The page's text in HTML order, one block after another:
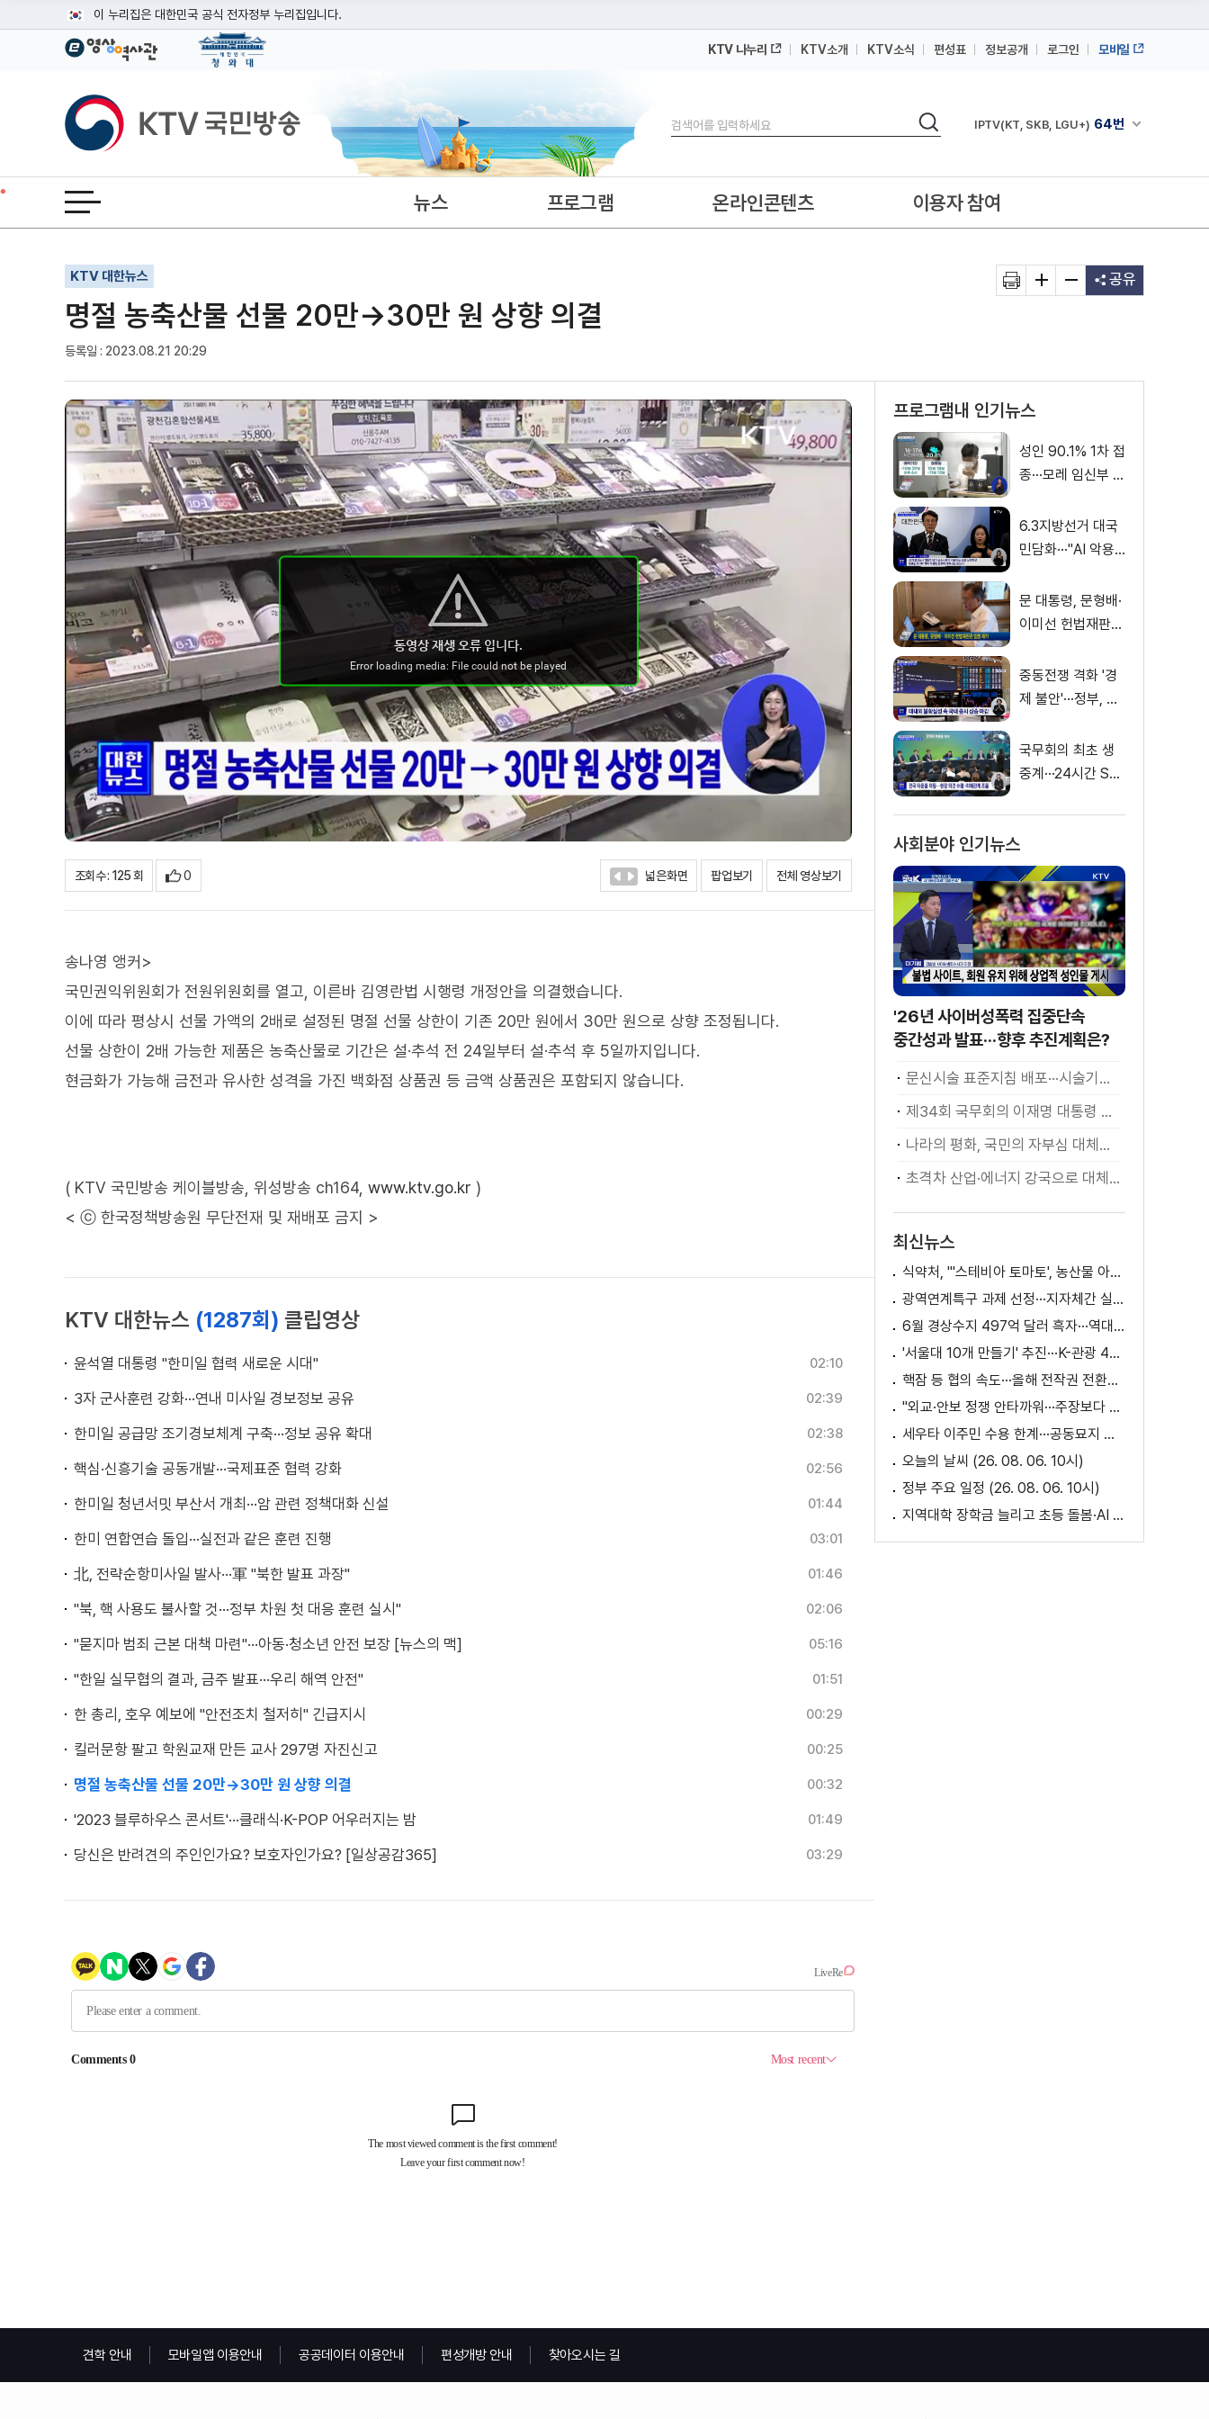
이 누리집은 대한민국 공식 전자정부 누리집입니다.
공식 누리집 주소 확인하기
이밖에 or.kr 또는 .kr등 다른 도메인 주소를 사용하고 있다면 아래 URL에서 도메인 주소를 확인해 보세요
운영중인 공식 누리집보기
KTV 나누리 KTV소개 KTV소식 편성표 정보공개 로그인 모바일
KTV국민방송
검색
검색 채널안내 펼쳐
IPTV(KT, SKB, LGU+) 64번
IPTV(KT, SKB, LGU+)
전체메뉴 열기 뉴스 프로그램 온라인콘텐츠 이용자 참여
KTV 대한뉴스
명절 농축산물 선물 20만→30만 원 상향 의결
등록일 : 2023.08.21 20:29
기사인쇄
글자확대
글자축소 공유
조회수 : 125 회 0 넓은화면 팝업보기 전체 영상보기
송나영 앵커>
국민권익위원회가 전원위원회를 열고, 이른바 김영란법 시행령 개정안을 의결했습니다.
이에 따라 평상시 선물 가액의 2배로 설정된 명절 선물 상한이 기존 20만 원에서 30만 원으로 상향 조정됩니다.
선물 상한이 2배 가능한 제품은 농축산물로 기간은 설·추석 전 24일부터 설·추석 후 5일까지입니다.
현금화가 가능해 금전과 유사한 성격을 가진 백화점 상품권 등 금액 상품권은 포함되지 않습니다.
( KTV 국민방송 케이블방송, 위성방송 ch164, www.ktv.go.kr )
< ⓒ 한국정책방송원 무단전재 및 재배포 금지 >
KTV 대한뉴스 (1287회) 클립영상
윤석열 대통령 "한미일 협력 새로운 시대" 02:10
3자 군사훈련 강화···연내 미사일 경보정보 공유 02:39
한미일 공급망 조기경보체계 구축···정보 공유 확대 02:38
핵심·신흥기술 공동개발···국제표준 협력 강화 02:56
한미일 청년서밋 부산서 개최···암 관련 정책대화 신설 01:44
한미 연합연습 돌입···실전과 같은 훈련 진행 03:01
北, 전략순항미사일 발사···軍 "북한 발표 과장" 01:46
"북, 핵 사용도 불사할 것···정부 차원 첫 대응 훈련 실시" 02:06
"묻지마 범죄 근본 대책 마련"···아동·청소년 안전 보장 [뉴스의 맥] 05:16
"한일 실무협의 결과, 금주 발표···우리 해역 안전" 01:51
한 총리, 호우 예보에 "안전조치 철저히" 긴급지시 00:29
킬러문항 팔고 학원교재 만든 교사 297명 자진신고 00:25
명절 농축산물 선물 20만→30만 원 상향 의결 00:32
'2023 블루하우스 콘서트'···클래식·K-POP 어우러지는 밤 01:49
당신은 반려견의 주인인가요? 보호자인가요? [일상공감365] 03:29
프로그램내 인기뉴스
성인 90.1% 1차 접
종···모레 임신부 사
6.3지방선거 대국
민담화···"AI 악용
문 대통령, 문형배·
이미선 헌법재판관
중동전쟁 격화 '경
제 불안'···정부, 금
소화
국무회의 최초 생
중계···24시간 SN
사회분야 인기뉴스
'26년 사이버성폭력 집중단속
중간성과 발표···향후 추진계획은?
문신시술 표준지침 배포···시술기구, 일회용 사용 후 폐기
제34회 국무회의 이재명 대통령 모두발언
나라의 평화, 국민의 자부심 대체불가 대한민국 이재명 대통령 모두말씀
초격차 산업·에너지 강국으로 대체불가 대한민국 이재명 대통령 모두말씀
최신뉴스
식약처, "'스테비아 토마토', 농산물 아닌 가공식품"
광역연계특구 과제 선정···지자체간 실증 협력 확대
6월 경상수지 497억 달러 흑자···역대 최대
'서울대 10개 만들기' 추진···K-관광 4천만 시대 준비
핵잠 등 협의 속도···올해 전작권 전환시기 결정 추진
"외교·안보 정쟁 안타까워···주장보다 실천 중요"
세우타 이주민 수용 한계···공동묘지 임시 거처 [월드 투데이]
오늘의 날씨 (26. 08. 06. 10시)
정부 주요 일정 (26. 08. 06. 10시)
지역대학 장학금 늘리고 초등 돌봄·AI 교육 확대
견학 안내 모바일앱 이용안내 공공데이터 이용안내 편성개방 안내 찾아오시는 길